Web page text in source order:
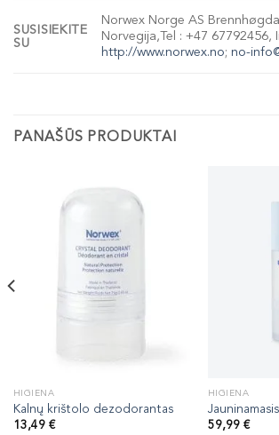
SUSISIEKITE
SU
Norwex Norge AS
Norvegija,Tel : +47 67792456,
http://www.norwex.no;no-
PANAŠŪS PRODUKTAI
HIGIENA
Kalnų krištolo dezodorantas
13,49 €
HIGIENA
59,99 €